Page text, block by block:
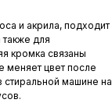
и акрила, подходит
для
кромка связаны
меняет цвет после
стиральной машине на